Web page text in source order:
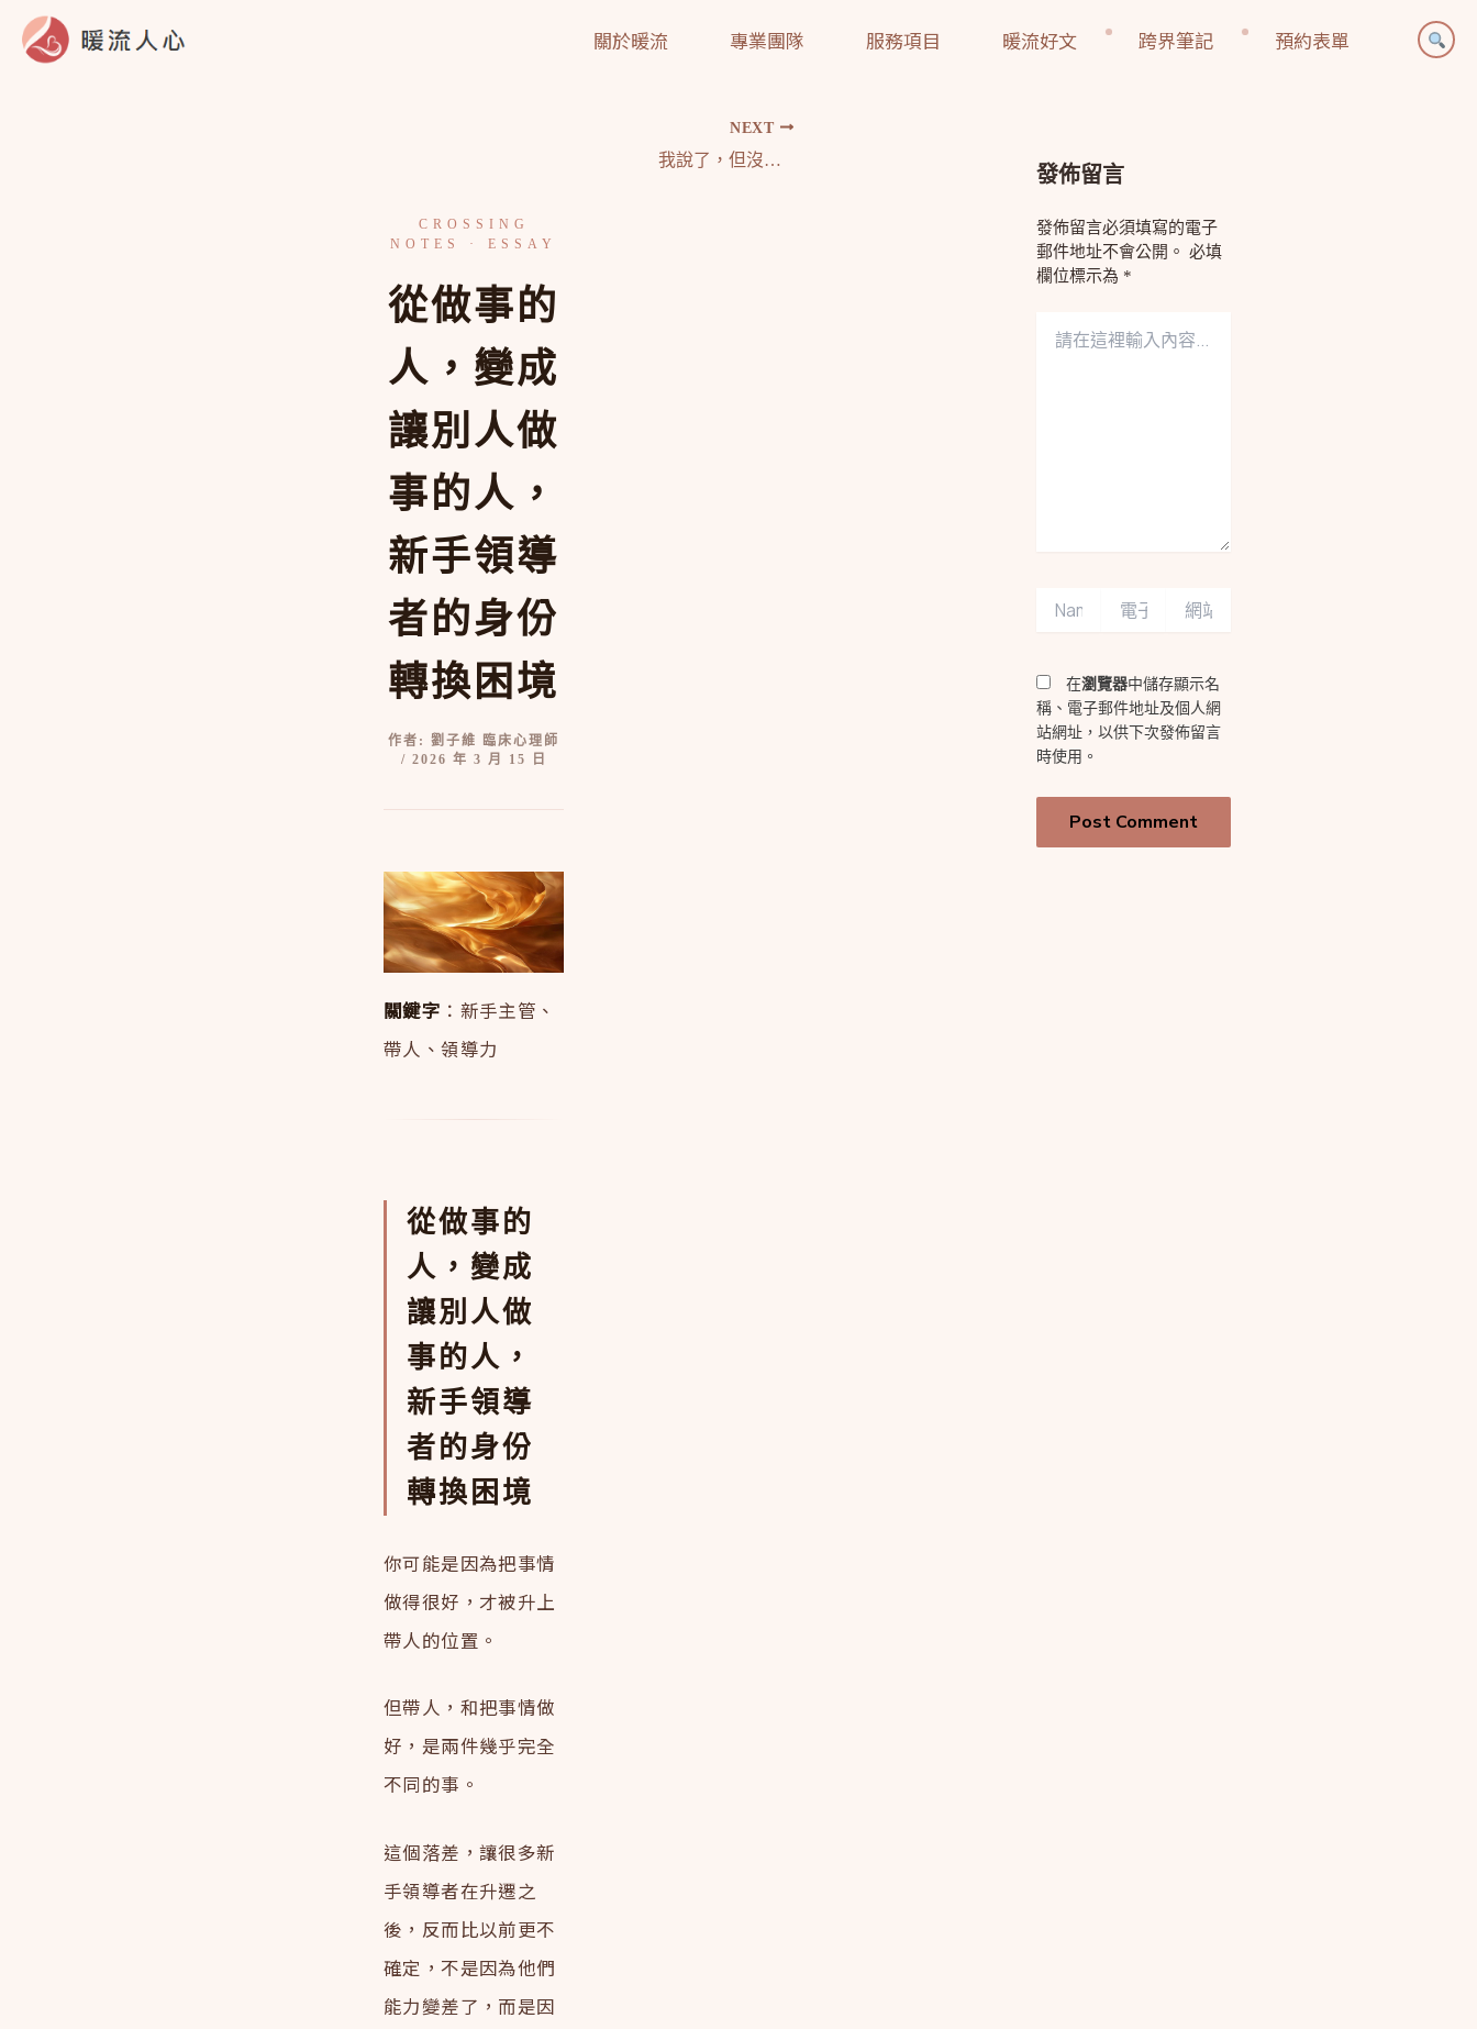
關於暖流 專業團隊 服務項目 暖流好文 跨界筆記 預約表單
從做事的
人，變成
讓別人做
事的人，
新手領導
者的身份
轉換困境
作者: 劉子維 臨床心理師
/ 2026 年 3 月 15 日
關鍵字 ：新手主管、
帶人、領導力
從做事的
人，變成
讓別人做
事的人，
新手領導
者的身份
轉換困境
你可能是因為把事情
做得很好，才被升上
帶人的位置。
但帶人，和把事情做
好，是兩件幾乎完全
不同的事。
這個落差，讓很多新
手領導者在升遷之
後，反而比以前更不
確定，不是因為他們
能力變差了，而是因
NEXT
我說了，但沒有人動，領導者的溝通困境與解法
發佈留言
發佈留言必須填寫的電子
郵件地址不會公開。 必填
欄位標示為 *
地
址
*
在瀏覽器中儲存顯示名
稱、電子郵件地址及個人網
站網址，以供下次發佈留言
時使用。